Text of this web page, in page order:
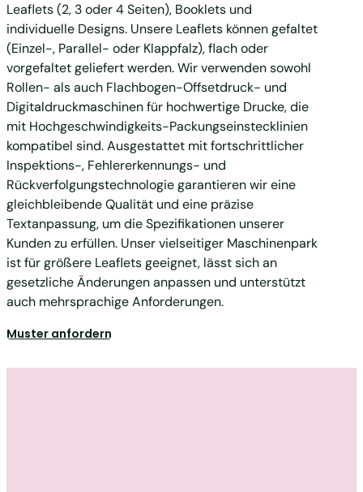
Leaflets (2, 3 oder 4 Seiten), Booklets und
individuelle Designs. Unsere Leaflets können gefaltet
(Einzel-, Parallel- oder Klappfalz), flach oder
vorgefaltet geliefert werden. Wir verwenden sowohl
Rollen- als auch Flachbogen-Offsetdruck- und
Digitaldruckmaschinen für hochwertige Drucke, die
mit Hochgeschwindigkeits-Packungseinstecklinien
kompatibel sind. Ausgestattet mit fortschrittlicher
Inspektions-, Fehlererkennungs- und
Rückverfolgungstechnologie garantieren wir eine
gleichbleibende Qualität und eine präzise
Textanpassung, um die Spezifikationen unserer
Kunden zu erfüllen. Unser vielseitiger Maschinenpark
ist für größere Leaflets geeignet, lässt sich an
gesetzliche Änderungen anpassen und unterstützt
auch mehrsprachige Anforderungen.
Muster anfordern